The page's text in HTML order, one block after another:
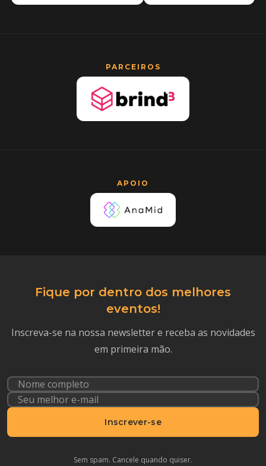
PARCEIROS
APOIO
Fique por dentro dos melhores
eventos!
Inscreva-se na nossa newsletter e receba as novidades
em primeira mão.
Inscrever-se
Sem spam. Cancele quando quiser.